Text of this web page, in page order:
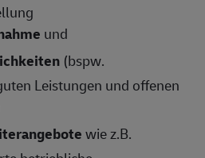
und
(bspw.
Leistungen und offenen
wie z.B.